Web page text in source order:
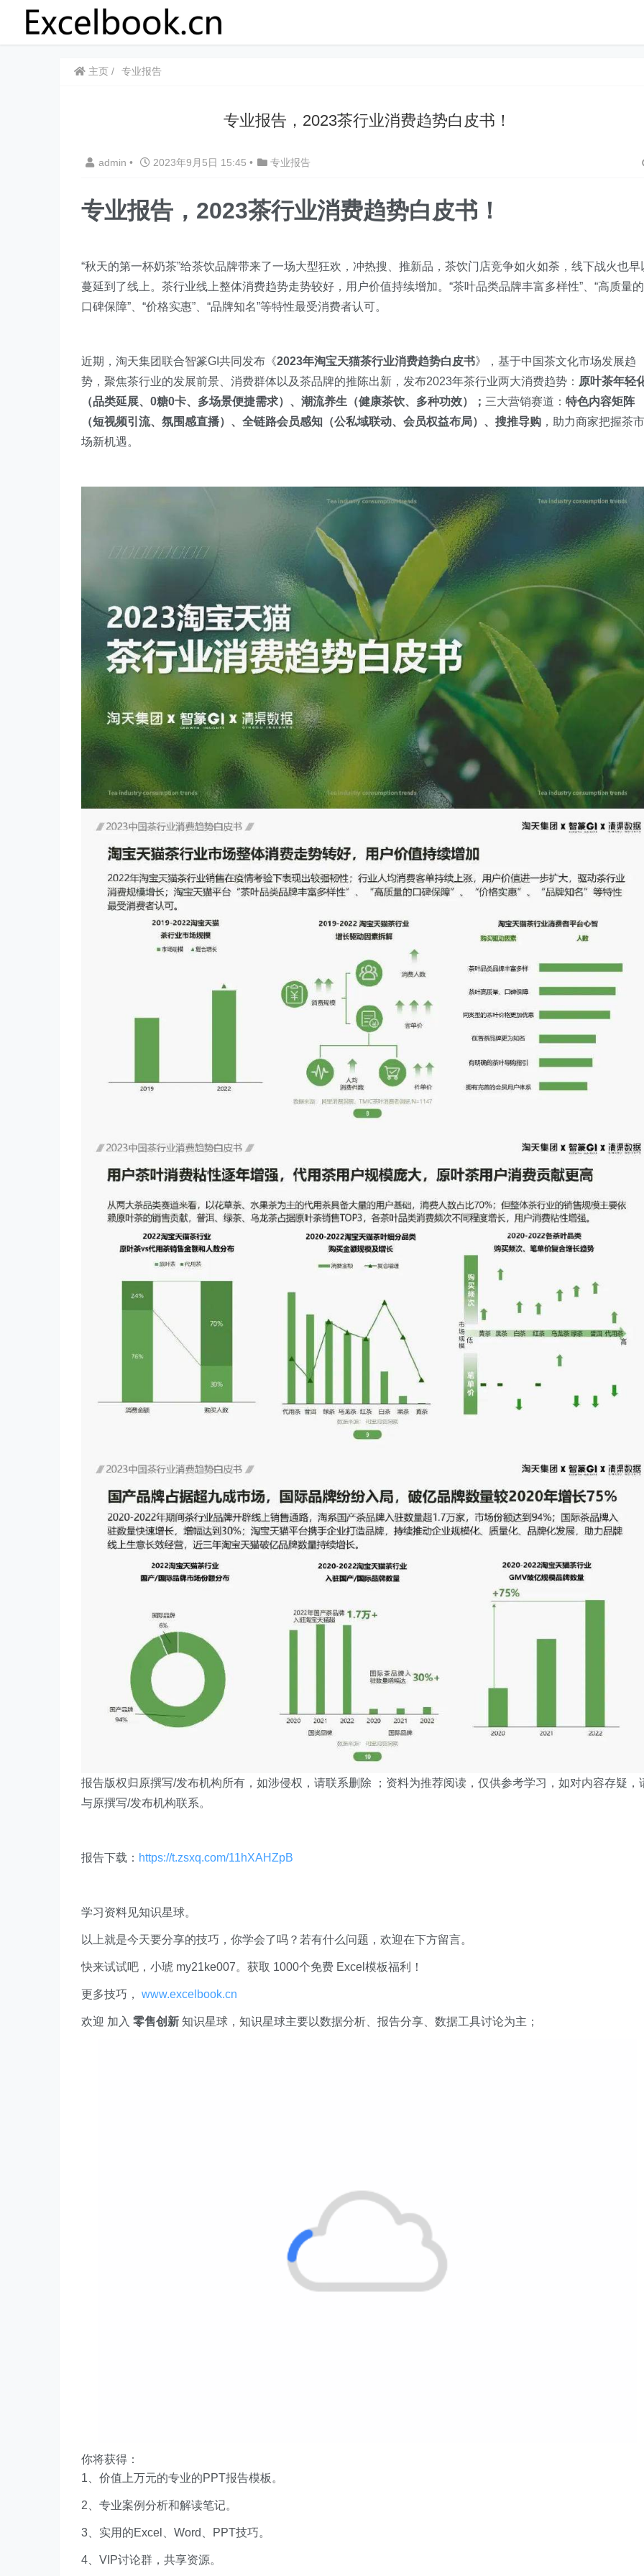
主页 专业报告
​​专业报告，2023茶行业消费趋势白皮书！
admin • 2023年9月5日 15:45 • 专业报告
专业报告，2023茶行业消费趋势白皮书！
“秋天的第一杯奶茶”给茶饮品牌带来了一场大型狂欢，冲热搜、推新品，茶饮门店竞争如火如荼，线下战火也早
蔓延到了线上。茶行业线上整体消费趋势走势较好，用户价值持续增加。“茶叶品类品牌丰富多样性”、“高质量的
口碑保障”、“价格实惠”、“品牌知名”等特性最受消费者认可。
近期，淘天集团联合智篆GI共同发布《2023年淘宝天猫茶行业消费趋势白皮书》，基于中国茶文化市场发展趋
势，聚焦茶行业的发展前景、消费群体以及茶品牌的推陈出新，发布2023年茶行业两大消费趋势： 原叶茶年轻
（品类延展、0糖0卡、多场景便捷需求）、潮流养生（健康茶饮、多种功效）； 三大营销赛道： 特色内容矩阵
（短视频引流、氛围感直播）、全链路会员感知（公私域联动、会员权益布局）、搜推导购 ，助力商家把握茶市
场新机遇。
报告版权归原撰写/发布机构所有，如涉侵权，请联系删除 ；资料为推荐阅读，仅供参考学习，如对内容存疑，
与原撰写/发布机构联系。
报告下载： https://t.zsxq.com/11hXAHZpB
学习资料见知识星球。
以上就是今天要分享的技巧，你学会了吗？若有什么问题，欢迎在下方留言。
快来试试吧，小琥 my21ke007。获取 1000个免费 Excel模板福利​​​​！
更多技巧， www.excelbook.cn
欢迎 加入 零售创新 知识星球，知识星球主要以数据分析、报告分享、数据工具讨论为主；
你将获得：
1、价值上万元的专业的PPT报告模板。
2、专业案例分析和解读笔记。
3、实用的Excel、Word、PPT技巧。
4、VIP讨论群，共享资源。